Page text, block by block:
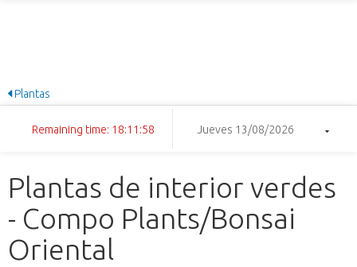
Plantas
Remaining time: 18:11:57 Jueves 13/08/2026
Plantas de interior verdes
- Compo Plants/Bonsai
Oriental